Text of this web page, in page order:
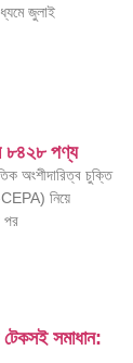
জুলাই
৮৪২৮ পণ্য
অংশীদারিত্ব চুক্তি
নিয়ে
পর
সমাধান: